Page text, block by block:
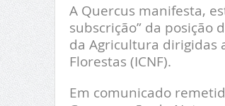
A Quercus manifesta,
subscrição” da posição
da Agricultura dirigidas
Florestas (ICNF).
Em comunicado